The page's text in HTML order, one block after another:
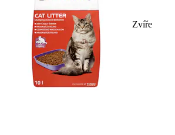
Zvíře